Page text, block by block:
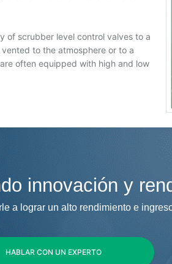
of scrubber level control valves to a
to the atmosphere or to a
often equipped with high and low
innovación y
a lograr un alto rendimiento e
HABLAR CON UN EXPERTO